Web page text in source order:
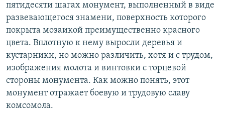
пятидесяти шагах монумент, выполненный в виде
развевающегося знамени, поверхность которого
покрыта мозаикой преимущественно красного
цвета. Вплотную к нему выросли деревья и
кустарники, но можно различить, хотя и с трудом,
изображения молота и винтовки с торцевой
стороны монумента. Как можно понять, этот
монумент отражает боевую и трудовую славу
комсомола.